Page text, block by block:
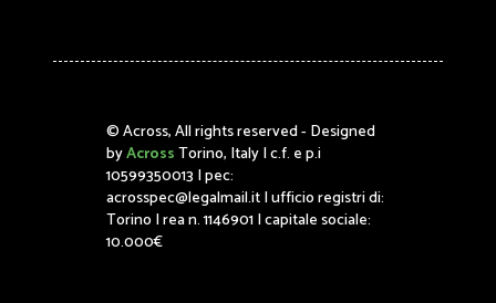
©Across, All rights reserved - Designed
byAcrossTorino, Italy | c.f. e p.i
10599350013 | pec:
acrosspec@legalmail.it | ufficio registri di:
Torino | rea n. 1146901 | capitale sociale:
10.000€